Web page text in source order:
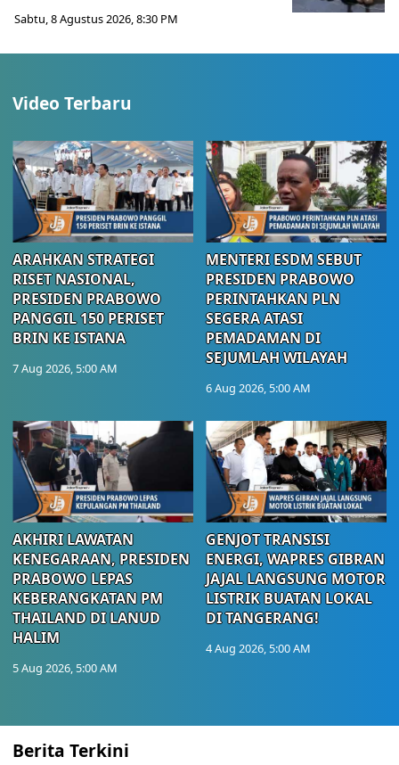
Sabtu, 8 Agustus 2026, 8:30 PM
Video Terbaru
ARAHKAN STRATEGI
RISET NASIONAL,
PRESIDEN PRABOWO
PANGGIL 150 PERISET
BRIN KE ISTANA
7 Aug 2026, 5:00 AM
MENTERI ESDM SEBUT
PRESIDEN PRABOWO
PERINTAHKAN PLN
SEGERA ATASI
PEMADAMAN DI
SEJUMLAH WILAYAH
6 Aug 2026, 5:00 AM
AKHIRI LAWATAN
KENEGARAAN, PRESIDEN
PRABOWO LEPAS
KEBERANGKATAN PM
THAILAND DI LANUD
HALIM
5 Aug 2026, 5:00 AM
GENJOT TRANSISI
ENERGI, WAPRES GIBRAN
JAJAL LANGSUNG MOTOR
LISTRIK BUATAN LOKAL
DI TANGERANG!
4 Aug 2026, 5:00 AM
Berita Terkini